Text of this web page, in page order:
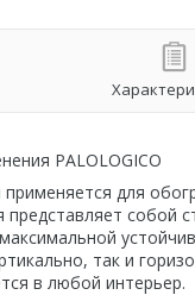
PALOLOGICO
для
представляет
так и
в любой интерьер.